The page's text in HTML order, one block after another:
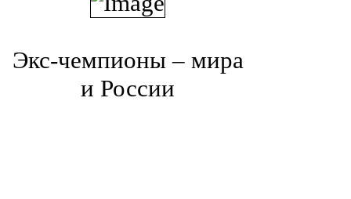
Экс-чемпионы – мира
и России